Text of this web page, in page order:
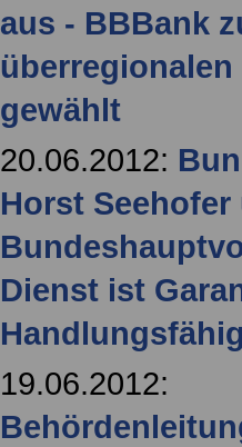
aus - BBBank
gewählt
20.06.2012:
Horst
Dienst ist
19.06.2012: